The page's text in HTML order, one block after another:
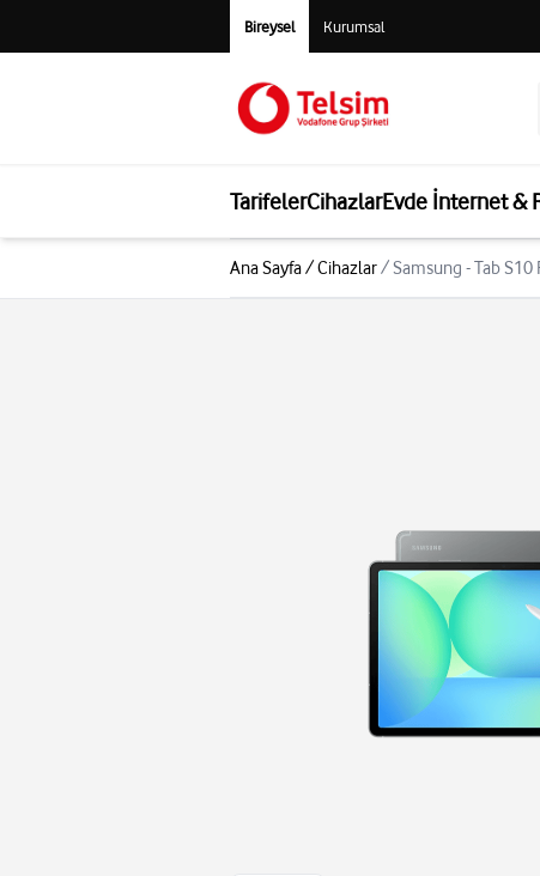
Bireysel Kurumsal
TarifelerCihazlarEvde İnternet &
Ana Sayfa/Cihazlar/Samsung - Tab S10